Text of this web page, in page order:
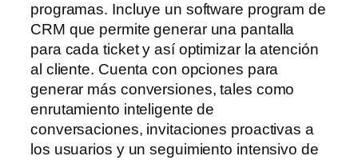
programas. Incluye un software program de
CRM que permite generar una pantalla
para cada ticket y así optimizar la atención
al cliente. Cuenta con opciones para
generar más conversiones, tales como
enrutamiento inteligente de
conversaciones, invitaciones proactivas a
los usuarios y un seguimiento intensivo de